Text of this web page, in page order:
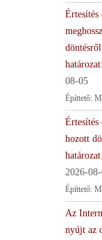
Értesítés
08-05
Építtető:
Értesítés
hozott
2026-
Építtető:
Az
nyújt az